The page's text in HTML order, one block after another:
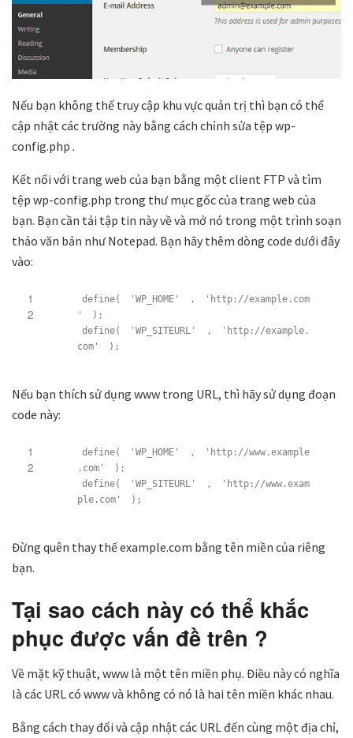
Nếu bạn không thể truy cập khu vực quản trị thì bạn có thể
cập nhật các trường này bằng cách chỉnh sửa tệp wp-
config.php .
Kết nối với trang web của bạn bằng một client FTP và tìm
tệp wp-config.php trong thư mục gốc của trang web của
bạn. Bạn cần tải tập tin này về và mở nó trong một trình soạn
thảo văn bản như Notepad. Bạn hãy thêm dòng code dưới đây
vào:
1
2
define( 'WP_HOME' ,
'http://example.com
'
);
define(
'WP_SITEURL' ,
'http://example.
com'
);
Nếu bạn thích sử dụng www trong URL, thì hãy sử dụng đoạn
code này:
1
2
define( 'WP_HOME' ,
'http://www.example
.com'
);
define(
'WP_SITEURL' ,
'http://www.exam
ple.com'
);
Đừng quên thay thế example.com bằng tên miền của riêng
bạn.
Tại sao cách này có thể khắc
phục được vấn đề trên ?
Về mặt kỹ thuật, www là một tên miền phụ. Điều này có nghĩa
là các URL có www và không có nó là hai tên miền khác nhau.
Bằng cách thay đổi và cập nhật các URL đến cùng một địa chỉ,